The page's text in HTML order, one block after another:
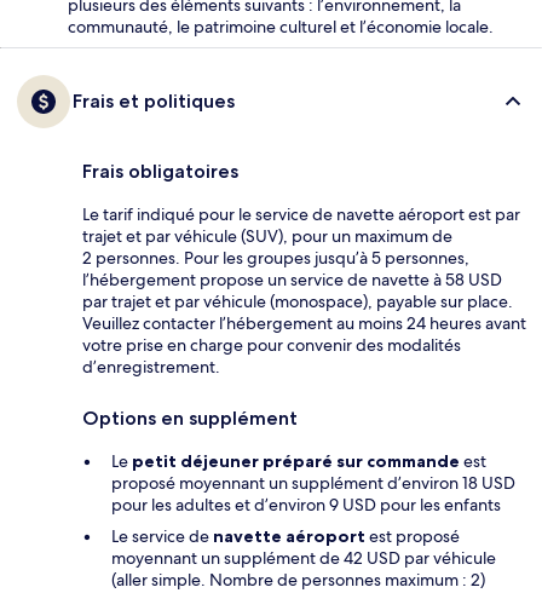
plusieurs des éléments suivants : l’environnement, la
communauté, le patrimoine culturel et l’économie locale.
Frais et politiques
Frais obligatoires
Le tarif indiqué pour le service de navette aéroport est par
trajet et par véhicule (SUV), pour un maximum de
2 personnes. Pour les groupes jusqu’à 5 personnes,
l’hébergement propose un service de navette à 58 USD
par trajet et par véhicule (monospace), payable sur place.
Veuillez contacter l’hébergement au moins 24 heures avant
votre prise en charge pour convenir des modalités
d’enregistrement.
Options en supplément
Le petit déjeuner préparé sur commande est
proposé moyennant un supplément d’environ 18 USD
pour les adultes et d’environ 9 USD pour les enfants
Le service de navette aéroport est proposé
moyennant un supplément de 42 USD par véhicule
(aller simple. Nombre de personnes maximum : 2)